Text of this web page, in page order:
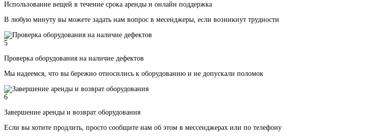
Использование вещей в течение срока аренды и онлайн поддержка
В любую минуту вы можете задать нам вопрос в месенджеры, если возникнут трудности
5
Проверка оборудования на наличие дефектов
Мы надеемся, что вы бережно относились к оборудованию и не допускали поломок
6
Завершение аренды и возврат оборудования
Если вы хотите продлить, просто сообщите нам об этом в мессенджерах или по телефону